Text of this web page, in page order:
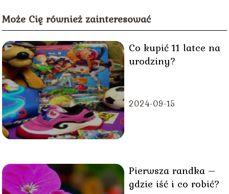
Może Cię również zainteresować
Co kupić 11 latce na
urodziny?
2024-09-15
Pierwsza randka –
gdzie iść i co robić?